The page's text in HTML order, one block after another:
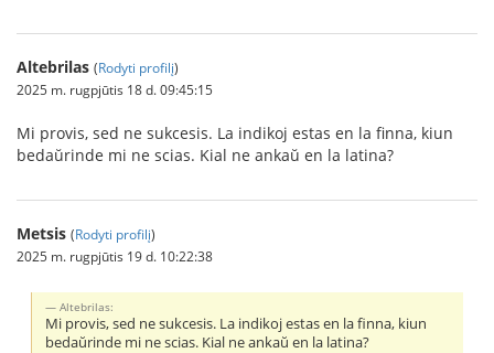
Altebrilas (Rodyti profilį)
2025 m. rugpjūtis 18 d. 09:45:15
Mi provis, sed ne sukcesis. La indikoj estas en la finna, kiun
bedaŭrinde mi ne scias. Kial ne ankaŭ en la latina?
Metsis (Rodyti profilį)
2025 m. rugpjūtis 19 d. 10:22:38
Altebrilas:
Mi provis, sed ne sukcesis. La indikoj estas en la finna, kiun
bedaŭrinde mi ne scias. Kial ne ankaŭ en la latina?